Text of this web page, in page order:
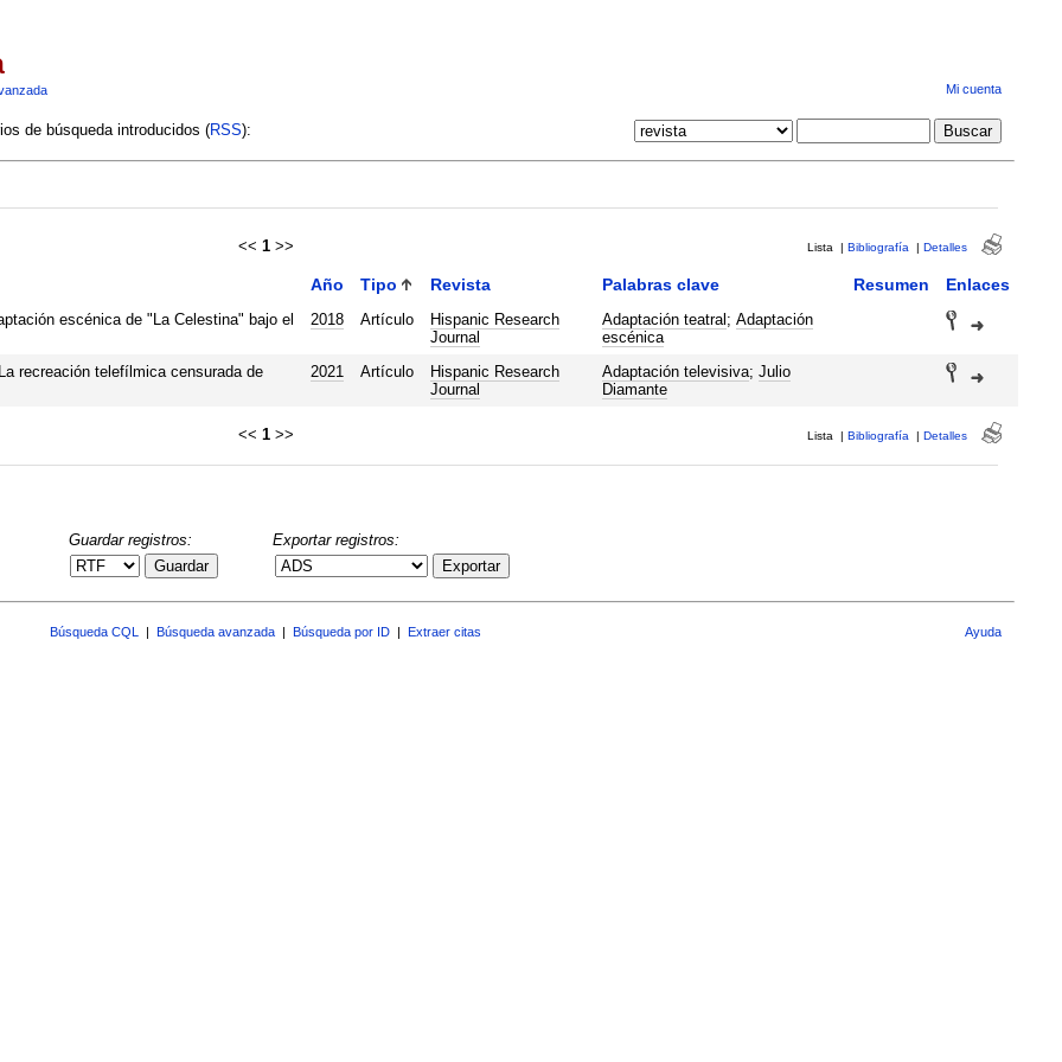
Mi cuenta
de búsqueda introducidos (RSS):
<< 1 >> Lista | Bibliografía | Detalles
Año Tipo Revista Palabras clave Resumen Enlaces
escénica de "La Celestina" bajo el
2018 Artículo
Hispanic Research
Journal
Adaptación teatral ; Adaptación
escénica
recreación telefílmica censurada de
2021 Artículo
Hispanic Research
Journal
Adaptación televisiva; Julio
Diamante
<< 1 >> Lista | Bibliografía | Detalles
Guardar registros:
Guardar
Exportar registros:
Exportar
Búsqueda CQL Búsqueda avanzada Búsqueda por ID Extraer citas Ayuda